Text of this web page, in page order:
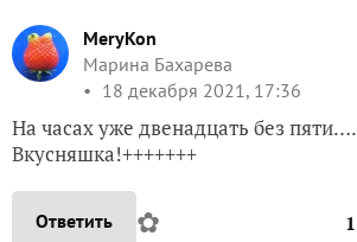
MeryKon
Марина Бахарева
18 декабря 2021, 17:36
На часах уже двенадцать без пяти….
Вкусняшка!+++++++
Ответить ✿ 1